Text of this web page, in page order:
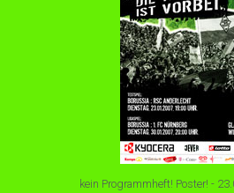
kein Programmheft! Poster! -